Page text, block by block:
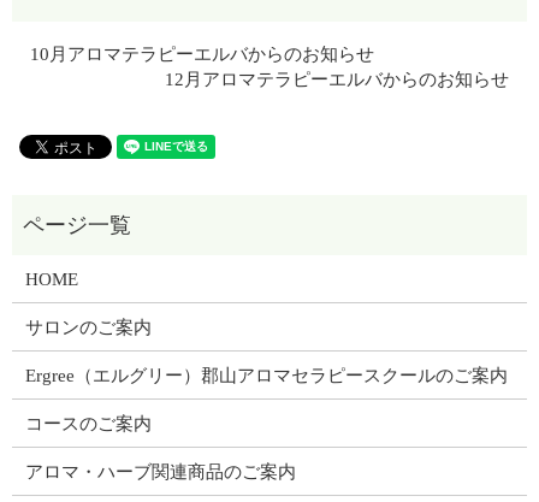
10月アロマテラピーエルバからのお知らせ
12月アロマテラピーエルバからのお知らせ
HOME
サロンのご案内
Ergree（エルグリー）郡山アロマセラピースクールのご案内
コースのご案内
アロマ・ハーブ関連商品のご案内